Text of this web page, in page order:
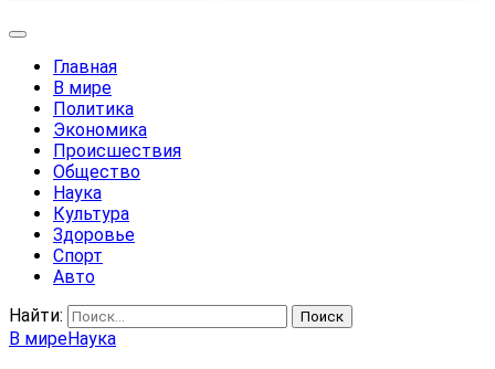
Главная
В мире
Политика
Экономика
Происшествия
Общество
Наука
Культура
Здоровье
Спорт
Авто
Найти:
В миреНаука